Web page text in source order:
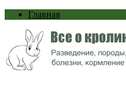
Главная